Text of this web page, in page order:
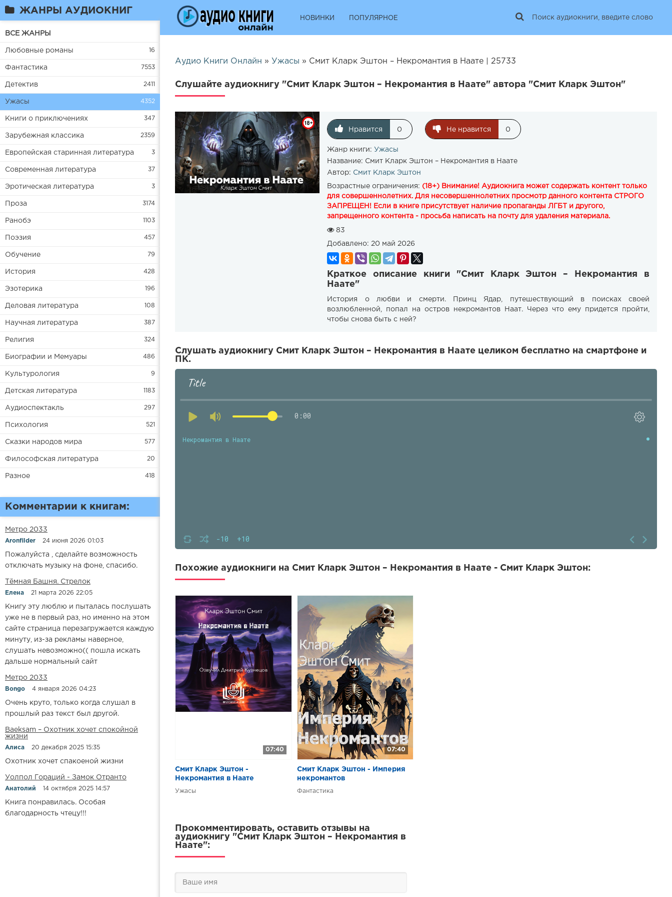
ЖАНРЫ АУДИОКНИГ
ВСЕ ЖАНРЫ
Любовные романы 16
Фантастика 7553
Детектив 2411
Ужасы 4352
Книги о приключениях 347
Зарубежная классика 2359
Европейская старинная литература 3
Современная литература 37
Эротическая литература 3
Проза 3174
Ранобэ 1103
Поэзия 457
Обучение 79
История 428
Эзотерика 196
Деловая литература 108
Научная литература 387
Религия 324
Биографии и Мемуары 486
Культурология 9
Детская литература 1183
Аудиоспектакль 297
Психология 521
Сказки народов мира 577
Философская литература 20
Разное 418
Комментарии к книгам:
Метро 2033
Aronfilder 24 июня 2026 01:03
Пожалуйста , сделайте возможность
отключать музыку на фоне, спасибо.
​​Тёмная Башня. Стрелок
Елена 21 марта 2026 22:05
Книгу эту люблю и пыталась послушать
уже не в первый раз, но именно на этом
сайте страница перезагружается каждую
минуту, из-за рекламы наверное,
слушать невозможно(( пошла искать
дальше нормальный сайт
Метро 2033
Bongo 4 января 2026 04:23
Очень круто, только когда слушал в
прошлый раз текст был другой.
Baeksam – Охотник хочет спокойной
жизни
Алиса 20 декабря 2025 15:35
Охотник хочет спакоеной жизни
Уолпол Гораций - Замок Отранто
Анатолий 14 октября 2025 14:57
Книга понравилась. Особая
благодарность чтецу!!!
НОВИНКИ ПОПУЛЯРНОЕ
Аудио Книги Онлайн » Ужасы » Смит Кларк Эштон – Некромантия в Наате | 25733
Слушайте аудиокнигу "Смит Кларк Эштон – Некромантия в Наате" автора "Смит Кларк Эштон"
Нравится 0 Не нравится 0
Жанр книги: Ужасы
Название: Смит Кларк Эштон – Некромантия в Наате
Автор: Смит Кларк Эштон
Возрастные ограничения: (18+) Внимание! Аудиокнига может содержать контент только
для совершеннолетних. Для несовершеннолетних просмотр данного контента СТРОГО
ЗАПРЕЩЕН! Если в книге присутствует наличие пропаганды ЛГБТ и другого,
запрещенного контента - просьба написать на почту для удаления материала.
83
Добавлено: 20 май 2026
Краткое описание книги "Смит Кларк Эштон – Некромантия в
Наате"
История о любви и смерти. Принц Ядар, путешествующий в поисках своей
возлюбленной, попал на остров некромантов Наат. Через что ему придется пройти,
чтобы снова быть с ней?
Слушать аудиокнигу Смит Кларк Эштон – Некромантия в Наате целиком бесплатно на смартфоне и
ПК.
Title
0:00
-10 +10
Некромантия в Наате
Похожие аудиокниги на Смит Кларк Эштон – Некромантия в Наате - Смит Кларк Эштон:
07:40
Смит Кларк Эштон -
Некромантия в Наате
Ужасы
07:40
Смит Кларк Эштон - Империя
некромантов
Фантастика
Прокомментировать, оставить отзывы на
аудиокнигу "Смит Кларк Эштон – Некромантия в
Наате":